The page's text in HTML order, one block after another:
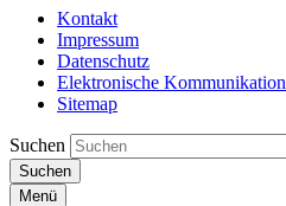
Kontakt
Impressum
Datenschutz
Elektronische Kommunikation
Sitemap
Suchen
Suchen
Menü